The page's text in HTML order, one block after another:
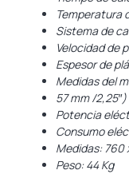
Temperatura
Sistema de
Velocidad de
Espesor de
Medidas del
57 mm /
Potencia
Consumo
Medidas: 760
Peso: 44 Kg